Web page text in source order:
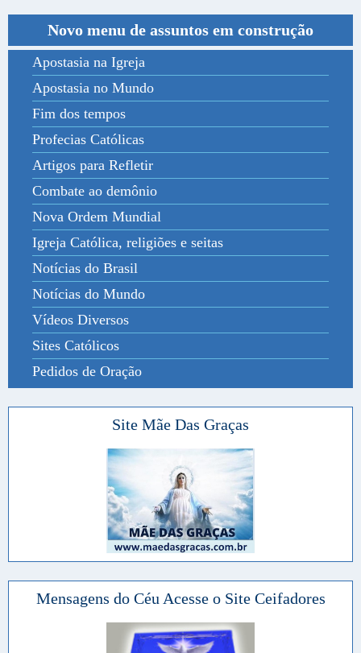
Novo menu de assuntos em construção
Apostasia na Igreja
Apostasia no Mundo
Fim dos tempos
Profecias Católicas
Artigos para Refletir
Combate ao demônio
Nova Ordem Mundial
Igreja Católica, religiões e seitas
Notícias do Brasil
Notícias do Mundo
Vídeos Diversos
Sites Católicos
Pedidos de Oração
Site Mãe Das Graças
Mensagens do Céu Acesse o Site Ceifadores